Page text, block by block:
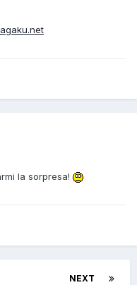
la sorpresa!
NEXT